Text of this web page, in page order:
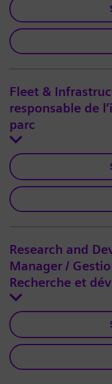
Fleet &
responsable de
parc
Research and
Manager /
Recherche et